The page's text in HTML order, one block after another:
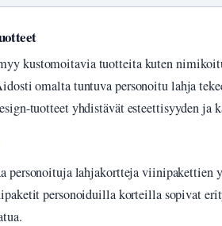
kustomoitavia tuotteita kuten
omalta tuntuva personoitu lahja
tuotteet yhdistävät esteettisyyden ja
personoituja lahjakortteja viinipakettien
personoiduilla korteilla sopivat